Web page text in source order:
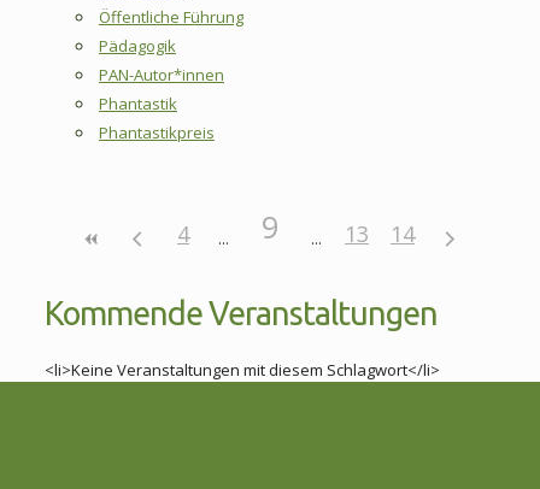
Öffentliche Führung
Pädagogik
PAN-Autor*innen
Phantastik
Phantastikpreis
4 9 13 14
Kommende Veranstaltungen
<li>Keine Veranstaltungen mit diesem Schlagwort</li>